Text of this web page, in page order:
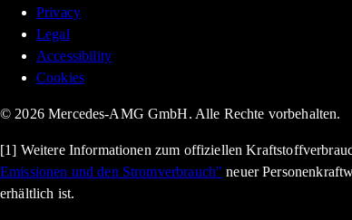
Privacy
Legal
Accessibility
Cookies
© 2026 Mercedes-AMG GmbH. Alle Rechte vorbehalten.
[1] Weitere Informationen zum offiziellen
Emissionen und den Stromverbrauch" neuer
erhältlich ist.